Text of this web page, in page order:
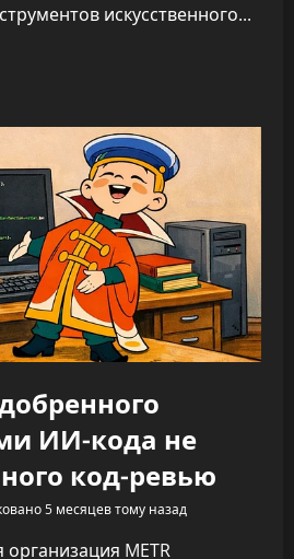
искусственного...
ИИ-кода не
код-ревью
5 месяцев тому назад
организация METR